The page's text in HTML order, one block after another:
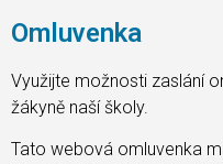
Omluvenka
Využijte možnosti zaslání
žákyně naší školy.
Tato webová omluvenka